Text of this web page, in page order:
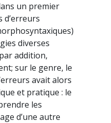
un premier
d’erreurs
diverses
addition,
sur le genre, le
avait alors
et pratique : le
les
d’une autre